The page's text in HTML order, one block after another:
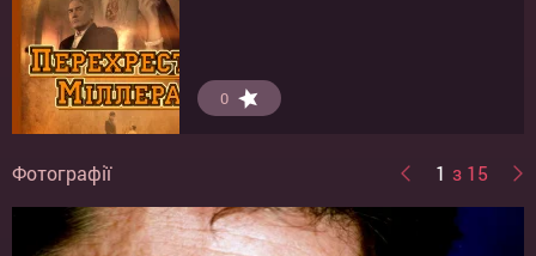
0
6.4
8.8
5.1
Фотографії 1 з 15